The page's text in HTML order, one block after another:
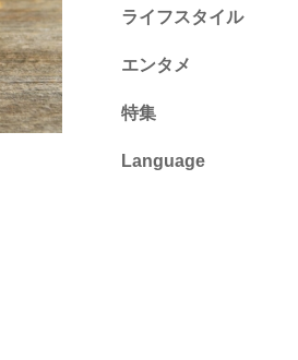
ライフスタイル
推し活
カルチャー・暮らし
エンタメ
特集
Language